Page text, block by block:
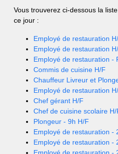
Vous trouverez ci-dessous la
ce jour :
Employé de restauration
Employé de restauration
Employé de restauration -
Commis de cuisine H/F
Chauffeur Livreur et
Employé de restauration
Chef gérant H/F
Chef de cuisine scolaire H/
Plongeur - 9h H/F
Employé de restauration -
Employé de restauration -